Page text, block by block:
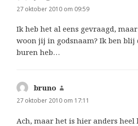
27 oktober 2010 om 09:59
Ik heb het al eens gevraagd,
woon jij in godsnaam? Ik ben blij
buren heb…
bruno
27 oktober 2010 om 17:11
Ach, maar het is hier anders heel